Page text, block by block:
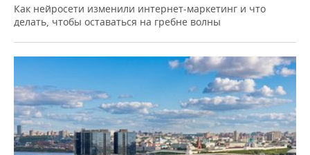
Как нейросети изменили интернет-маркетинг и что
делать, чтобы оставаться на гребне волны